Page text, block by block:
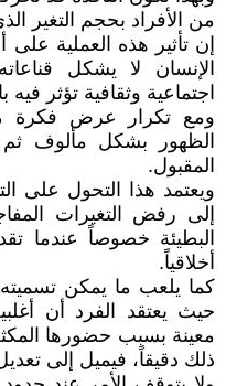
من الأفراد بحجم التغير
إن تأثير هذه العملية
الإنسان لا يشكل
اجتماعية وثقافية تؤثر فيه
ومع تكرار عرض فكرة
الظهور بشكل مألوف
المقبول.
ويعتمد هذا التحول على
إلى رفض التغيرات
البطيئة خصوصاً عندما
أخلاقياً.
كما يلعب ما يمكن تسميته
حيث يعتقد الفرد أن
معينة بسبب حضورها
ذلك دقيقاً، فيميل إلى